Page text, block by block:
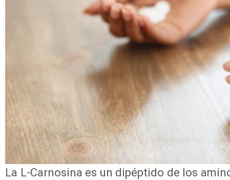
La L-Carnosina es un dipéptido de los